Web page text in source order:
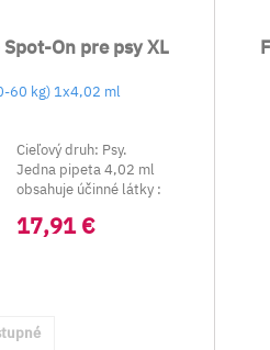
On pre psy XL
60 kg) 1x4,02 ml
Cieľový druh: Psy.
Jedna pipeta 4,02 ml
obsahuje účinné látky :
17,91 €